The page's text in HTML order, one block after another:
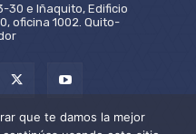
30 e Iñaquito, Edificio
oficina 1002. Quito-
que te damos la mejor